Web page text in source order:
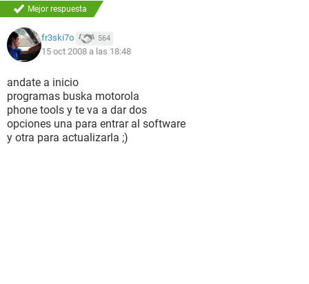
Mejor respuesta
fr3ski7o 564
15 oct 2008 a las 18:48
andate a inicio
programas buska motorola
phone tools y te va a dar dos
opciones una para entrar al software
y otra para actualizarla ;)